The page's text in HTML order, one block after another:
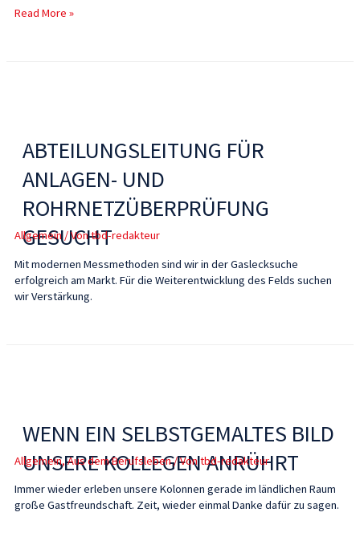
Read More »
ABTEILUNGSLEITUNG FÜR
ANLAGEN- UND
ROHRNETZÜBERPRÜFUNG
GESUCHT
Allgemein/ Vontbd-redakteur
Mit modernen Messmethoden sind wir in der Gaslecksuche
erfolgreich am Markt. Für die Weiterentwicklung des Felds suchen
wir Verstärkung.
WENN EIN SELBSTGEMALTES BILD
UNSERE KOLLEGEN ANRÜHRT
Allgemein,Aus dem Berufsleben/ Vontbd-redakteur
Immer wieder erleben unsere Kolonnen gerade im ländlichen Raum
große Gastfreundschaft. Zeit, wieder einmal Danke dafür zu sagen.